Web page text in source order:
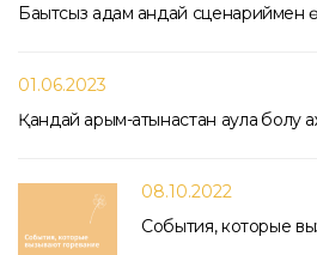
Бақытсыз адам қандай сценариймен
01.06.2023
Қандай қарым-қатынастан аулақ болу
08.10.2022
События, которые